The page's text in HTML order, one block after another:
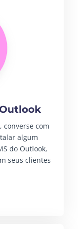
converse com
algum
do Outlook,
seus clientes